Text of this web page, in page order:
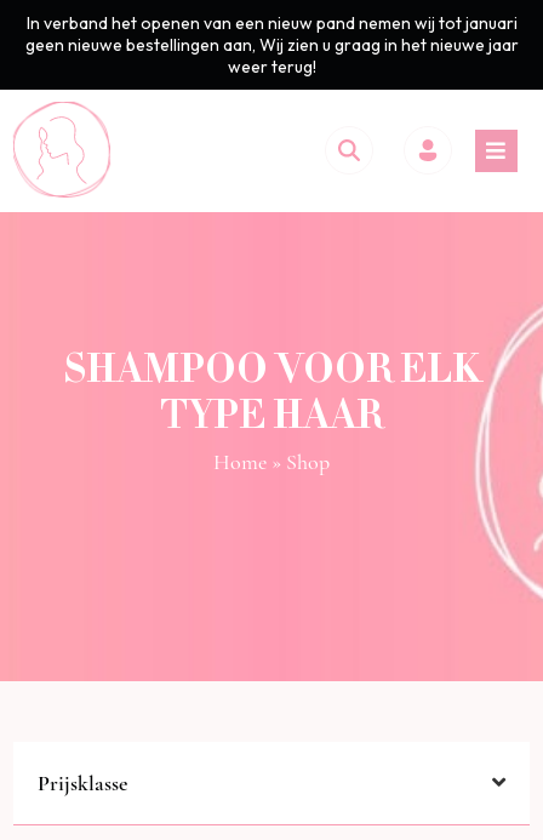
In verband het openen van een nieuw pand nemen wij tot januari
geen nieuwe bestellingen aan, Wij zien u graag in het nieuwe jaar
weer terug!
SHAMPOO VOOR ELK
TYPE HAAR
Home » Shop
Prijsklasse